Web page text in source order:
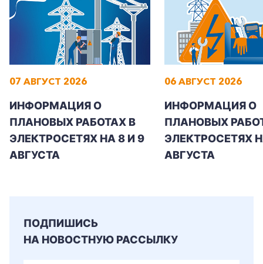
+7-800-700-24-57
Заказать обратный звонок
07 АВГУСТ 2026
ИНФОРМАЦИЯ О
ПЛАНОВЫХ РАБОТАХ В
ЭЛЕКТРОСЕТЯХ НА 8 И 9
АВГУСТА
06 АВГУСТ 2026
ИНФОРМАЦИЯ О
ПЛАНОВЫХ
ЭЛЕКТРОСЕТЯХ
АВГУСТА
ПОДПИШИСЬ
НА НОВОСТНУЮ РАССЫЛКУ